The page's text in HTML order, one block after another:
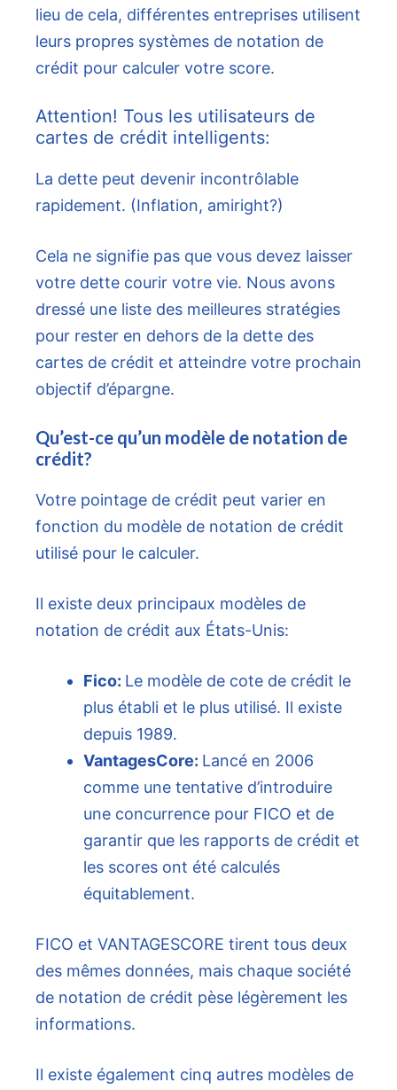
lieu de cela, différentes entreprises utilisent
leurs propres systèmes de notation de
crédit pour calculer votre score.
Attention! Tous les utilisateurs de
cartes de crédit intelligents:
La dette peut devenir incontrôlable
rapidement. (Inflation, amiright?)
Cela ne signifie pas que vous devez laisser
votre dette courir votre vie. Nous avons
dressé une liste des meilleures stratégies
pour rester en dehors de la dette des
cartes de crédit et atteindre votre prochain
objectif d’épargne.
Qu’est-ce qu’un modèle de notation de
crédit?
Votre pointage de crédit peut varier en
fonction du modèle de notation de crédit
utilisé pour le calculer.
Il existe deux principaux modèles de
notation de crédit aux États-Unis:
Fico: Le modèle de cote de crédit le
plus établi et le plus utilisé. Il existe
depuis 1989.
VantagesCore: Lancé en 2006
comme une tentative d’introduire
une concurrence pour FICO et de
garantir que les rapports de crédit et
les scores ont été calculés
équitablement.
FICO et VANTAGESCORE tirent tous deux
des mêmes données, mais chaque société
de notation de crédit pèse légèrement les
informations.
Il existe également cinq autres modèles de